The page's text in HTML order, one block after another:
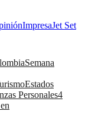
ImpresaJet Set
Semana
Estados
Personales4